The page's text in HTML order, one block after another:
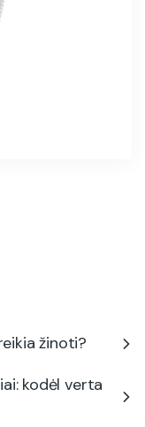
žinoti?
kodėl verta